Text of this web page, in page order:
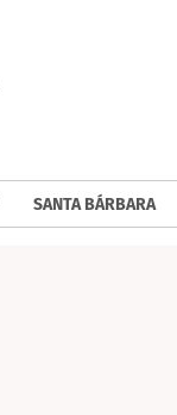
SANTA BÁRBARA